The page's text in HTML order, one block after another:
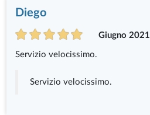
Diego
Giugno 2021
Servizio velocissimo.
Servizio velocissimo.